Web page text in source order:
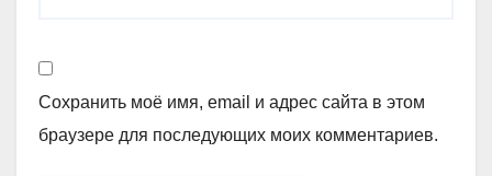
Сохранить моё имя, email и адрес сайта в этом
браузере для последующих моих комментариев.